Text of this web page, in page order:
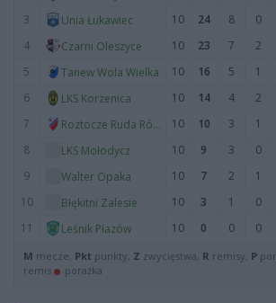
3
Unia Łukawiec 10 24 8 0
4
Czarni Oleszyce 10 23 7 2
5
Tanew Wola Wielka 10 16 5 1
6
LKS Korzenica 10 14 4 2
7
Roztocze Ruda Różaniecka 10 10 3 1
8
LKS Mołodycz 10 9 3 0
9
Walter Opaka 10 7 2 1
10
Błękitni Zalesie 10 3 1 0
11
Leśnik Płazów 10 0 0 0
M mecze, Pkt punkty, Z zwycięstwa, R remisy, P
remis
porażka